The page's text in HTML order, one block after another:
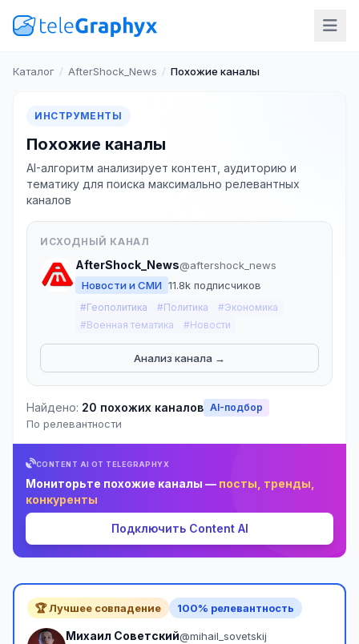
Каталог / AfterShock_News / Похожие каналы
ИНСТРУМЕНТЫ
Похожие каналы
AI-алгоритм анализирует контент, аудиторию и
тематику для поиска максимально релевантных
каналов
ИСХОДНЫЙ КАНАЛ
AfterShock_News@aftershock_news
Новости и СМИ 11.8k подписчиков
#Геополитика #Политика
#Экономика
#Военная тематика
#Новости
Анализ канала →
Найдено: 20 похожих каналов AI-подбор
По релевантности
CONTENT AI ОТ TELEGRAPHYX
Мониторьте похожие каналы — посты, тренды,
конкуренты
Подключить Content AI
🏆 Лучшее совпадение 100% релевантность
Михаил Советский@mihail_sovetskij